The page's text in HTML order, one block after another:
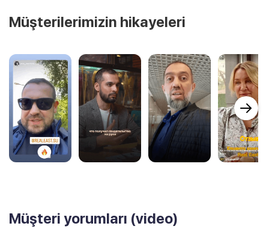
Müşterilerimizin hikayeleri
Müşteri yorumları (video)